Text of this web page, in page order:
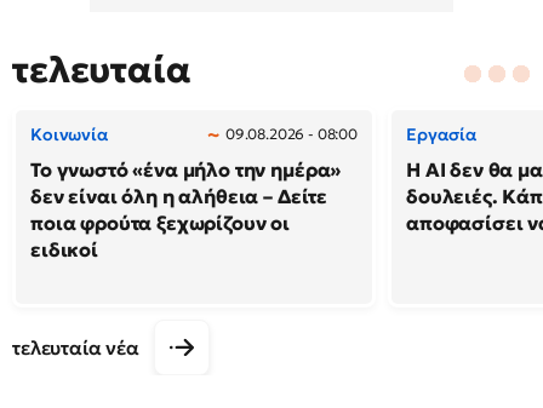
τελευταία
Κοινωνία 09.08.2026 - 08:00
Το γνωστό «ένα μήλο την ημέρα»
δεν είναι όλη η αλήθεια – Δείτε
ποια φρούτα ξεχωρίζουν οι
ειδικοί
Εργασία
Η AI δεν θα
δουλειές.
αποφασίσει
τελευταία νέα